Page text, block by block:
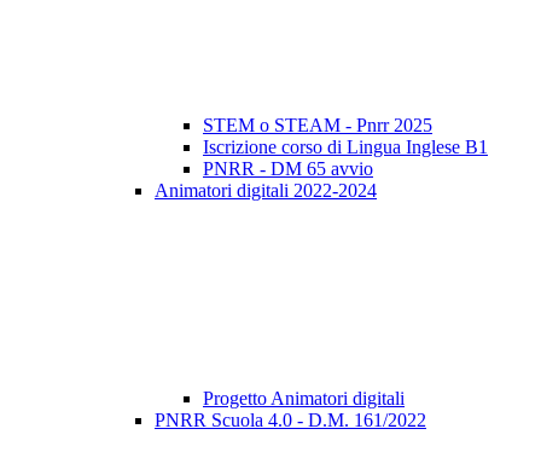
STEM o STEAM - Pnrr 2025
Iscrizione corso di Lingua Inglese B1
PNRR - DM 65 avvio
Animatori digitali 2022-2024
Progetto Animatori digitali
PNRR Scuola 4.0 - D.M. 161/2022